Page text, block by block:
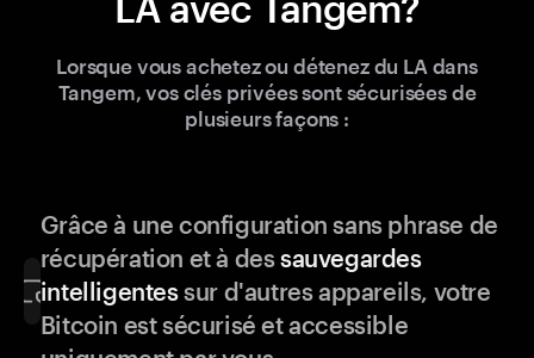
Lorsque vous achetez ou détenez du LA dans
Tangem, vos clés privées sont sécurisées de
plusieurs façons :
Grâce à une configuration sans phrase de
récupération et à dessauvegardes
intelligentessur d'autres appareils, votre
Bitcoin est sécurisé et accessible